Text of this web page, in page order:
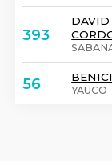
393
DAVID
56 YAUCO